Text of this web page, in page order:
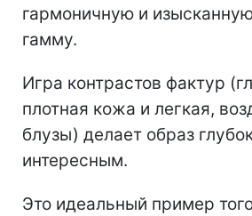
гармоничную и
гамму.
Игра контрастов фактур
плотная кожа и легкая,
блузы) делает образ
интересным.
Это идеальный пример